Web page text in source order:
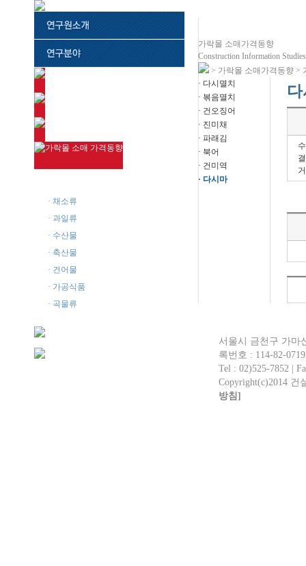
· 채소류
· 과일류
· 수산물
· 축산물
· 건어물
· 가공식품
· 곡물류
가락몰 소매가격동향
Construction Information
> 가락몰 소매가격동향 >
· 다시멸치
· 볶음멸치
· 건오징어
· 진미채
· 파래김
· 북어
· 건미역
· 다시마
서울시 금천구 가마
록번호 : 114-82-
Tel : 02)525-7852 |
Copyright(c)2014 건
방침]